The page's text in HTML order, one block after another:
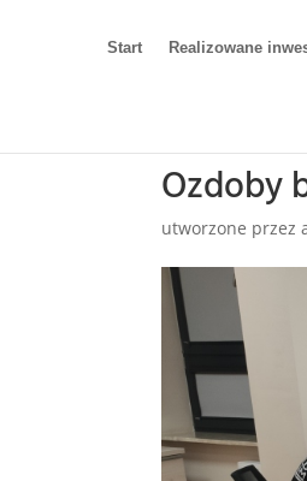
Start Realizowane
Ozdoby
utworzone przez